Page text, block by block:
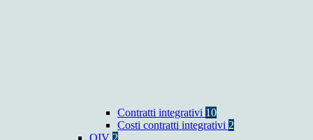
Contratti integrativi 10
Costi contratti integrativi 2